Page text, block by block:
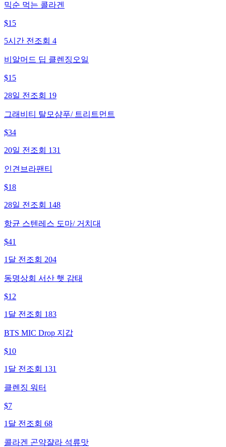
믹순 먹는 콜라겐
$15
5시간 전 조회 4
비알머드 딥 클렌징오일
$15
28일 전 조회 19
그래비티 탈모샴푸/ 트리트먼트
$34
20일 전 조회 131
인견브라팬티
$18
28일 전 조회 148
항균 스텐레스 도마/ 거치대
$41
1달 전 조회 204
동명상회 서산 햇 감태
$12
1달 전 조회 183
BTS MIC Drop 지갑
$10
1달 전 조회 131
클렌징 워터
$7
1달 전 조회 68
콜라겐 곤약쟐라 석류맛